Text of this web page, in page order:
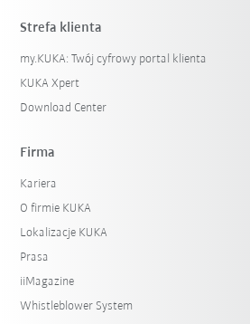
Strefa klienta
my.KUKA: Twój cyfrowy portal klienta
KUKA Xpert
Download Center
Firma
Kariera
O firmie KUKA
Lokalizacje KUKA
Prasa
iiMagazine
Whistleblower System